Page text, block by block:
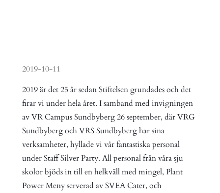
2019-10-11
2019 är det 25 år sedan Stiftelsen grundades och det
firar vi under hela året. I samband med invigningen
av VR Campus Sundbyberg 26 september, där VRG
Sundbyberg och VRS Sundbyberg har sina
verksamheter, hyllade vi vår fantastiska personal
under Staff Silver Party. All personal från våra sju
skolor bjöds in till en helkväll med mingel, Plant
Power Meny serverad av SVEA Cater, och